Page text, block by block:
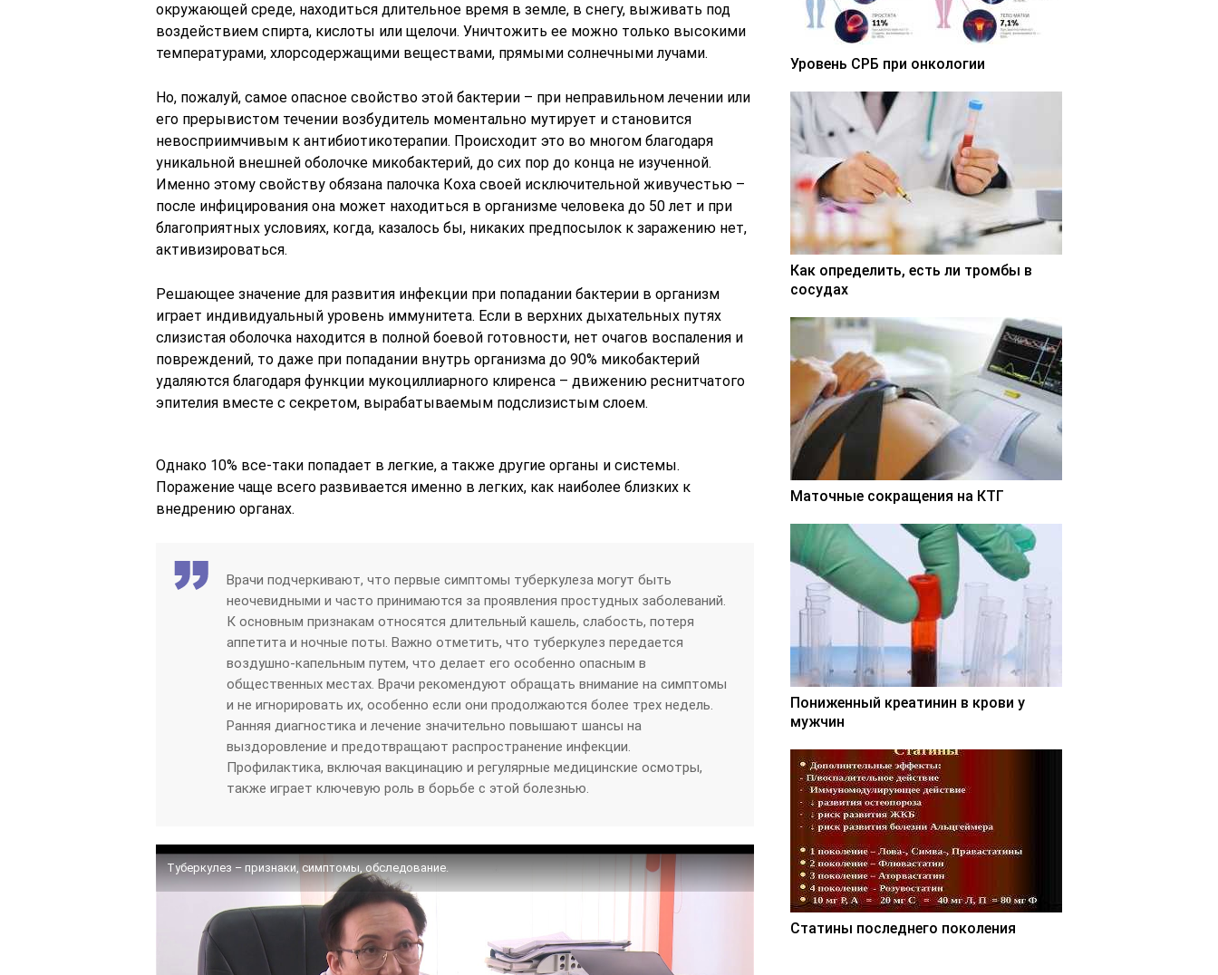
окружающей среде, находиться длительное время в земле, в снегу, выживать под
воздействием спирта, кислоты или щелочи. Уничтожить ее можно только высокими
температурами, хлорсодержащими веществами, прямыми солнечными лучами.
Но, пожалуй, самое опасное свойство этой бактерии – при неправильном лечении или
его прерывистом течении возбудитель моментально мутирует и становится
невосприимчивым к антибиотикотерапии. Происходит это во многом благодаря
уникальной внешней оболочке микобактерий, до сих пор до конца не изученной.
Именно этому свойству обязана палочка Коха своей исключительной живучестью –
после инфицирования она может находиться в организме человека до 50 лет и при
благоприятных условиях, когда, казалось бы, никаких предпосылок к заражению нет,
активизироваться.
Решающее значение для развития инфекции при попадании бактерии в организм
играет индивидуальный уровень иммунитета. Если в верхних дыхательных путях
слизистая оболочка находится в полной боевой готовности, нет очагов воспаления и
повреждений, то даже при попадании внутрь организма до 90% микобактерий
удаляются благодаря функции мукоциллиарного клиренса – движению реснитчатого
эпителия вместе с секретом, вырабатываемым подслизистым слоем.
Однако 10% все-таки попадает в легкие, а также другие органы и системы.
Поражение чаще всего развивается именно в легких, как наиболее близких к
внедрению органах.
Врачи подчеркивают, что первые симптомы туберкулеза могут быть
неочевидными и часто принимаются за проявления простудных заболеваний.
К основным признакам относятся длительный кашель, слабость, потеря
аппетита и ночные поты. Важно отметить, что туберкулез передается
воздушно-капельным путем, что делает его особенно опасным в
общественных местах. Врачи рекомендуют обращать внимание на симптомы
и не игнорировать их, особенно если они продолжаются более трех недель.
Ранняя диагностика и лечение значительно повышают шансы на
выздоровление и предотвращают распространение инфекции.
Профилактика, включая вакцинацию и регулярные медицинские осмотры,
также играет ключевую роль в борьбе с этой болезнью.
Туберкулез – признаки, симптомы, обследование.
Уровень СРБ при онкологии
Как определить, есть ли тромбы в
сосудах
Маточные сокращения на КТГ
Пониженный креатинин в крови у
мужчин
Статины последнего поколения